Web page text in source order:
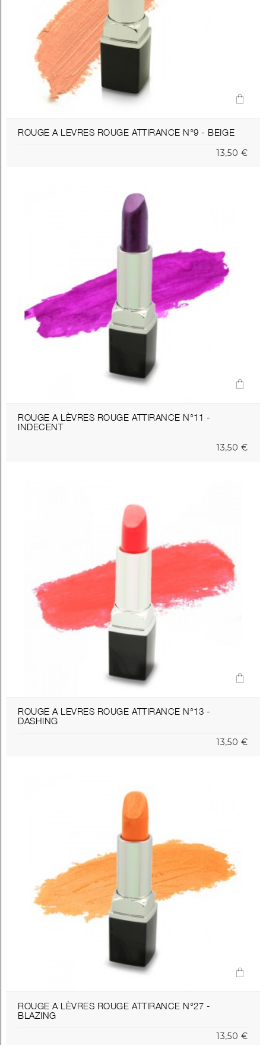
ROUGE A LEVRES ROUGE ATTIRANCE N°9 - BEIGE
13,50 €
ROUGE A LÈVRES ROUGE ATTIRANCE N°11 -
INDECENT
13,50 €
ROUGE A LEVRES ROUGE ATTIRANCE N°13 -
DASHING
13,50 €
ROUGE A LÈVRES ROUGE ATTIRANCE N°27 -
BLAZING
13,50 €